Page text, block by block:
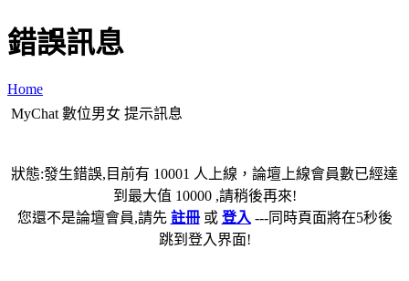
錯誤訊息
Home
MyChat 數位男女 提示訊息
狀態:發生錯誤,目前有 10001 人上線，論壇上線會員數已經達
到最大值 10000 ,請稍後再來!
您還不是論壇會員,請先 註冊或 登入 ---同時頁面將在5秒後
跳到登入界面!